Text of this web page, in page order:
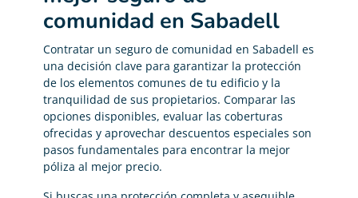
comunidad en Sabadell
Contratar un seguro de comunidad en Sabadell es
una decisión clave para garantizar la protección
de los elementos comunes de tu edificio y la
tranquilidad de sus propietarios. Comparar las
opciones disponibles, evaluar las coberturas
ofrecidas y aprovechar descuentos especiales son
pasos fundamentales para encontrar la mejor
póliza al mejor precio.